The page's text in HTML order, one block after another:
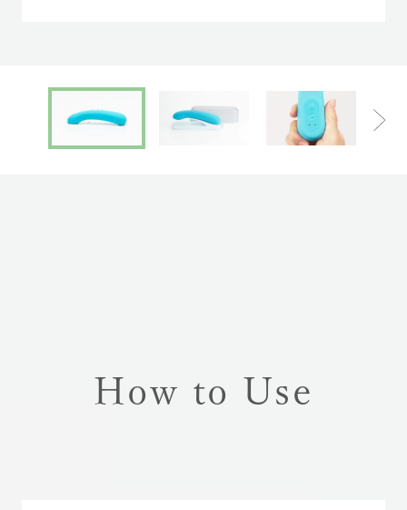
How to Use